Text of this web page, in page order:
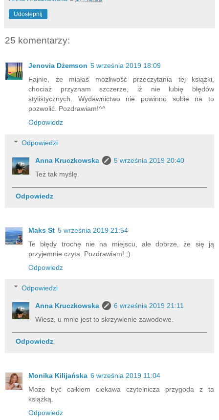
Udostępnij
25 komentarzy:
Jenovia Dżemson 5 września 2019 18:09
Fajnie, że miałaś możliwość przeczytania tej książki,
chociaż przyznam szczerze, iż nie lubię błędów
stylistycznych. Wydawnictwo nie powinno sobie na to
pozwolić. Pozdrawiam!^^
Odpowiedz
Odpowiedzi
Anna Kruczkowska
5 września 2019 20:40
Też tak myślę.
Odpowiedz
Maks St 5 września 2019 21:54
Te błędy trochę nie na miejscu, ale dobrze, że się ją
przyjemnie czyta. Pozdrawiam! ;)
Odpowiedz
Odpowiedzi
Anna Kruczkowska
6 września 2019 21:11
Wiesz, u mnie jest to skrzywienie zawodowe.
Odpowiedz
Monika Kilijańska 6 września 2019 11:04
Może być całkiem ciekawa czytelnicza przygoda z ta
książką.
Odpowiedz